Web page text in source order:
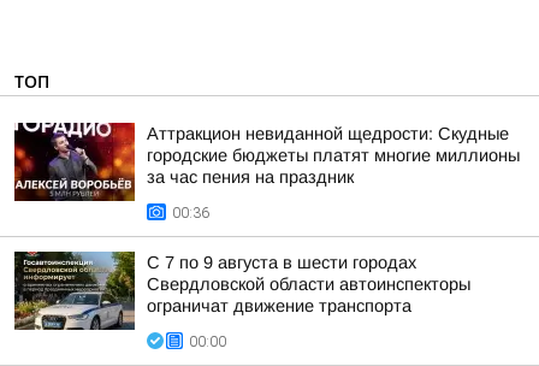
ТОП
Аттракцион невиданной щедрости: Скудные
городские бюджеты платят многие миллионы
за час пения на праздник
00:36
С 7 по 9 августа в шести городах
Свердловской области автоинспекторы
ограничат движение транспорта
00:00